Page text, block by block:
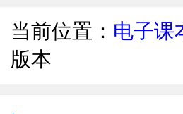
当前位置： 电子课
版本